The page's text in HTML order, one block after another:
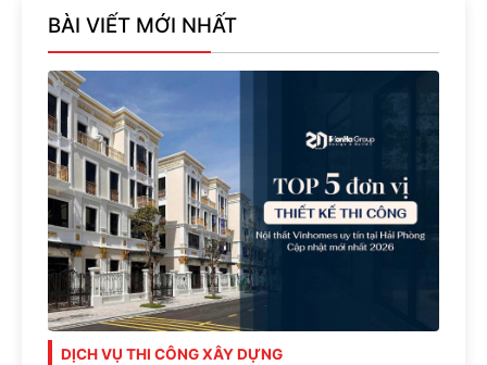
BÀI VIẾT MỚI NHẤT
DỊCH VỤ THI CÔNG XÂY DỰNG